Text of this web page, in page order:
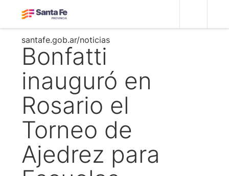
santafe.gob.ar/noticias
Bonfatti
inauguró en
Rosario el
Torneo de
Ajedrez para